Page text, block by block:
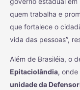
quem trabalha e
que fortalece o
vida das pessoas”,
Além de Brasiléia, o
Epitaciolândia,
unidade da